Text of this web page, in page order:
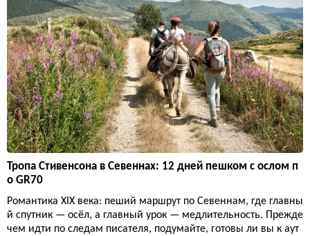
Тропа Стивенсона в Севеннах: 12 дней пешком с ослом п
о GR70
Романтика XIX века: пеший маршрут по Севеннам, где главны
й спутник — осёл, а главный урок — медлительность. Прежде
чем идти по следам писателя, подумайте, готовы ли вы к аут